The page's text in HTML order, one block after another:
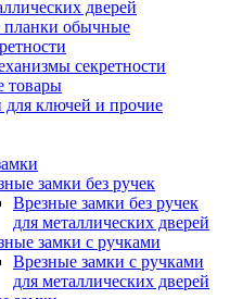
дверей
планки обычные
секретности
товары
для ключей и прочие
замки без ручек
Врезные замки без ручек
для металлических дверей
замки с ручками
Врезные замки с ручками
для металлических дверей